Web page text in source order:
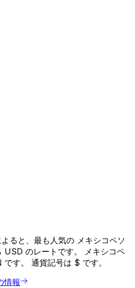
ると、最も人気の メキシコペソ
USD のレートです。 メキシコペ
す。 通貨記号は $ です。
情報